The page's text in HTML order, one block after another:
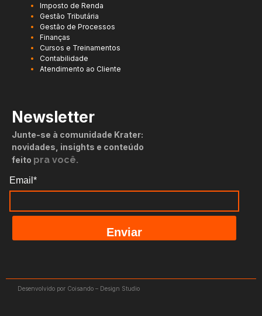
Imposto de Renda
Gestão Tributária
Gestão de Processos
Finanças
Cursos e Treinamentos
Contabilidade
Atendimento ao Cliente
Newsletter
Junte-se à comunidade Krater:
novidades, insights e conteúdo
feito pra você.
Email*
Enviar
Desenvolvido por Coisando – Design Studio